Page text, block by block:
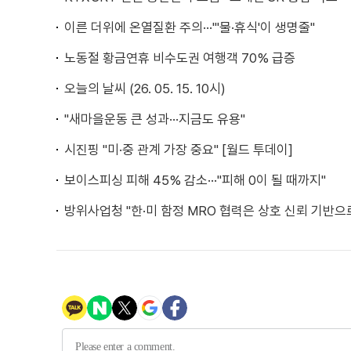
이른 더위에 온열질환 주의···"'물·휴식'이 생명줄"
노동절 황금연휴 비수도권 여행객 70% 급증
오늘의 날씨 (26. 05. 15. 10시)
"새마을운동 큰 성과···지금도 유용"
시진핑 "미·중 관계 가장 중요" [월드 투데이]
보이스피싱 피해 45% 감소···"피해 0이 될 때까지"
방위사업청 "한·미 함정 MRO 협력은 상호 신뢰 기반